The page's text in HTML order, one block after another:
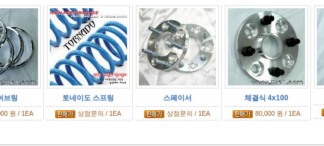
브링
원 / 1EA
토네이도 스프링
상점문의 / 1EA
스페이서
상점문의 / 1EA
체결식 4x100
80,000 원 / 1EA